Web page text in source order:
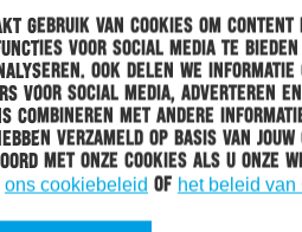
gebruik van cookies om
voor social media te bieden
Ook delen we informatie
voor social media, adverteren
combineren met andere
verzameld op basis van jouw
met onze cookies als u onze
ons cookiebeleid of het beleid van
11-05-2020
BREUKERS VERLENGT,